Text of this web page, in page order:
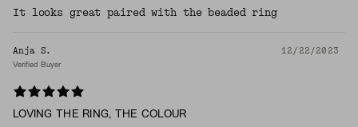
It looks great paired with the beaded ring
Anja S. 12/22/2023
Verified Buyer
LOVING THE RING, THE COLOUR